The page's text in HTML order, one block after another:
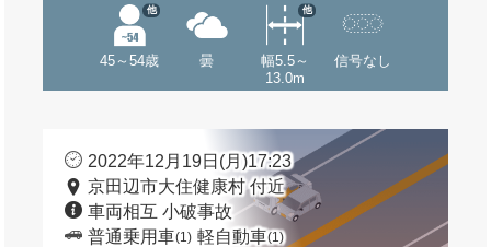
45～54歳
他
曇
幅5.5～
13.0m
他
信号なし
2022年12月19日(月)17:23
京田辺市大住健康村 付近
車両相互 小破事故
普通乗用車(1) 軽自動車(1)